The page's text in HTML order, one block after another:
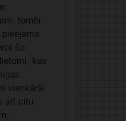
tomēr
šo
kas
vienkārši
arī citu